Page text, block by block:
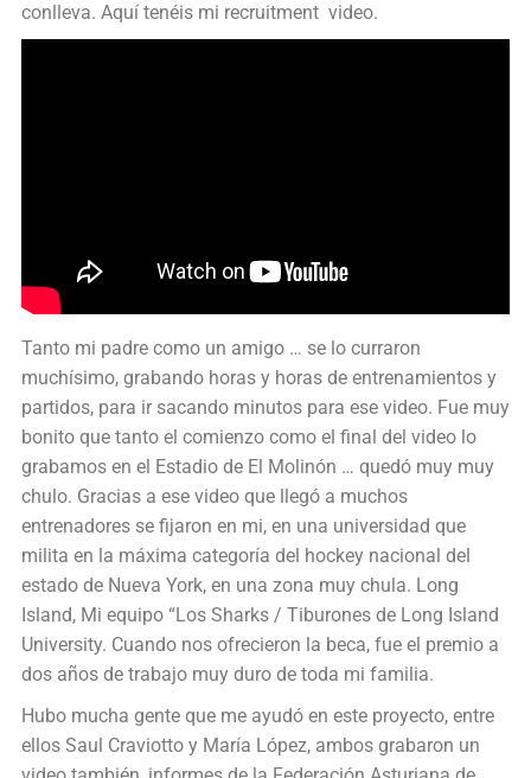
conlleva. Aquí tenéis mi recruitment video.
Tanto mi padre como un amigo … se lo curraron
muchísimo, grabando horas y horas de entrenamientos y
partidos, para ir sacando minutos para ese video. Fue muy
bonito que tanto el comienzo como el final del video lo
grabamos en el Estadio de El Molinón … quedó muy muy
chulo. Gracias a ese video que llegó a muchos
entrenadores se fijaron en mi, en una universidad que
milita en la máxima categoría del hockey nacional del
estado de Nueva York, en una zona muy chula. Long
Island, Mi equipo “Los Sharks / Tiburones de Long Island
University. Cuando nos ofrecieron la beca, fue el premio a
dos años de trabajo muy duro de toda mi familia.
Hubo mucha gente que me ayudó en este proyecto, entre
ellos Saul Craviotto y María López, ambos grabaron un